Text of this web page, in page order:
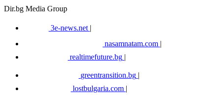
Dir.bg Media Group
3e-news.net |
nasamnatam.com |
realtimefuture.bg |
greentransition.bg |
lostbulgaria.com |